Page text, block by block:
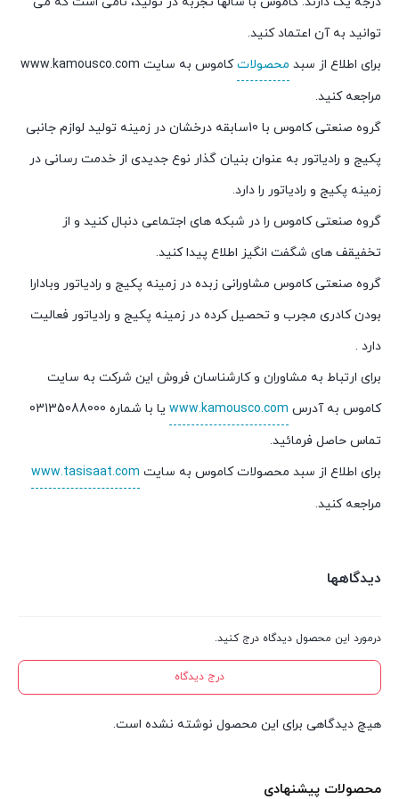
توانید به آن اعتماد کنید.
برای اطلاع از سبد محصولات
کاموس به سایت www.kamousco.com
مراجعه کنید.
گروه صنعتی کاموس با 10سابقه درخشان در زمینه تولید لوازم جانبی
پکیج و رادیاتور به عنوان بنیان گذار نوع جدیدی از خدمت رسانی در
زمینه پکیج و رادیاتور را دارد.
گروه صنعتی کاموس را در شبکه های اجتماعی دنبال کنید و از
تخفیقف های شگفت انگیز اطلاع پیدا کنید.
گروه صنعتی کاموس مشاورانی زبده در زمینه پکیج و رادیاتور وبادارا
بودن کادری مجرب و تحصیل کرده در زمینه پکیج و رادیاتور فعالیت
دارد .
برای ارتباط به مشاوران و کارشناسان فروش این شرکت به سایت
کاموس به آدرس www.kamousco.com
یا با شماره 03135088000
تماس حاصل فرمائید.
برای اطلاع از سبد محصولات کاموس به سایت www.tasisaat.com
مراجعه کنید.
دیدگاهها
درمورد این محصول دیدگاه درج کنید.
درج دیدگاه
هیچ دیدگاهی برای این محصول نوشته نشده است.
محصولات پیشنهادی